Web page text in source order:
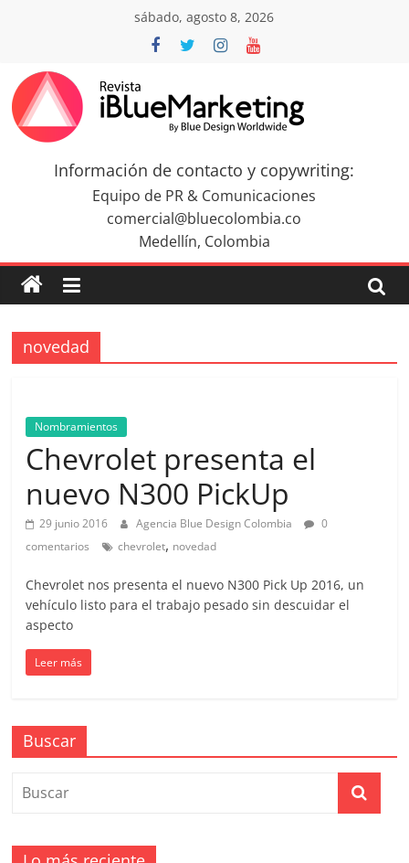
sábado, agosto 8, 2026
Revista
iBlue
Marketing
Colombia
|
de
Marketing
en
Colombia
|
Revistas
de
Publicidad
en
Información de contacto y copywriting:
Equipo de PR & Comunicaciones
comercial@bluecolombia.co
Medellín, Colombia
novedad
Nombramientos
Chevrolet presenta el
nuevo N300 PickUp
29 junio 2016 Agencia Blue Design Colombia
0
comentarios
chevrolet, novedad
Chevrolet nos presenta el nuevo N300 Pick Up 2016, un
vehículo listo para el trabajo pesado sin descuidar el
aspecto
Leer más
Buscar